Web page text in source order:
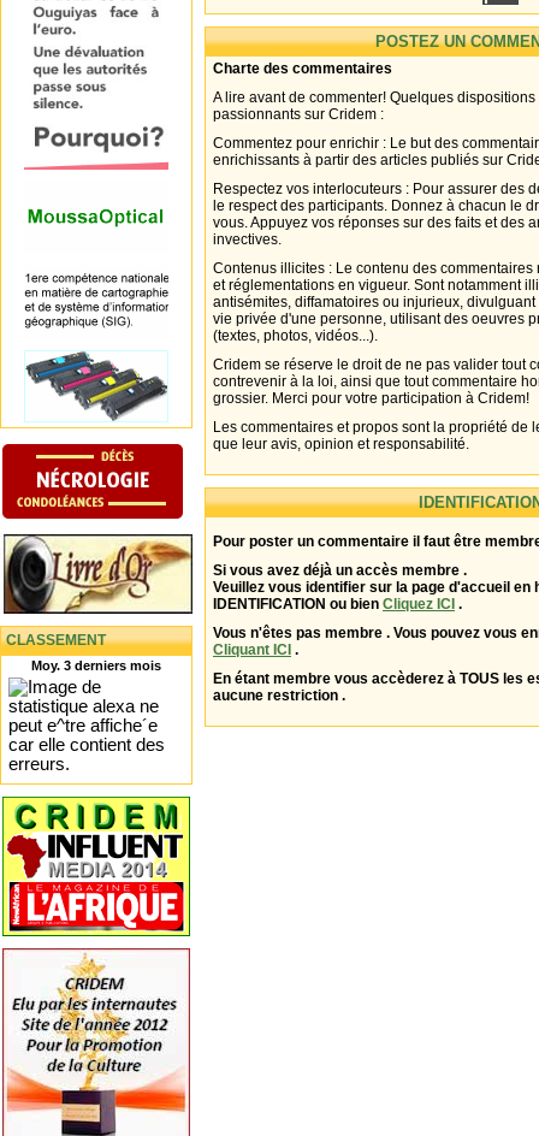
CLASSEMENT
Moy. 3 derniers mois
POSTEZ UN
Charte des commentaires
A lire avant de commenter! Quelques
passionnants sur Cridem :
Commentez pour enrichir : Le but des
enrichissants à partir des articles publiés sur
Respectez vos interlocuteurs : Pour assurer des
le respect des participants. Donnez à chacun le
vous. Appuyez vos réponses sur des faits et des
invectives.
Contenus illicites : Le contenu des
et réglementations en vigueur. Sont notamment
antisémites, diffamatoires ou injurieux,
vie privée d'une personne, utilisant des oeuvres
(textes, photos, vidéos...).
Cridem se réserve le droit de ne pas valider tout
contrevenir à la loi, ainsi que tout commentaire
grossier. Merci pour votre participation à Cridem!
Les commentaires et propos sont la propriété de
que leur avis, opinion et responsabilité.
Pour poster un commentaire il faut être
Si vous avez déjà un accès membre .
Veuillez vous identifier sur la page d'accueil en
IDENTIFICATION ou bien Cliquez ICI .
Vous n'êtes pas membre . Vous pouvez vous
Cliquant ICI .
En étant membre vous accèderez à TOUS les
aucune restriction .